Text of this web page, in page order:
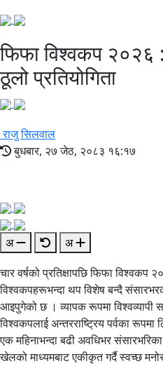
फिफा विश्वकप २०२६
ठूलो प्रतियोगिता
राजु सिलवाल
बुधबार, २७ जेठ, २०८३ १६:१७
अ
अ
चार वर्षको प्रतिक्षापछि फिफा विश्वकप
विश्वकपहरूभन्दा थप विशेष बन्दै
आइपुगेको छ । व्यापक रूपमा विश्वव्यापी
विश्वकपलाई अन्तरराष्ट्रिय पर्वका
एक महिनाभन्दा बढी अवधिभर
खेलको माध्यमबाट एकीकृत गर्दै स्वच्छ